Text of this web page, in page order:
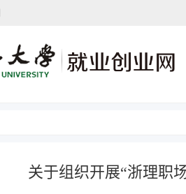
关于组织开展“浙理职